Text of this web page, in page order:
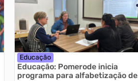
Educação
Educação: Pomerode inicia
programa para alfabetização de